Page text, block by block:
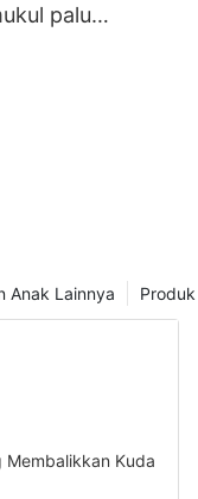
palu
Anak Lainnya